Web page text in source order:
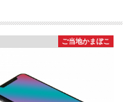
ご当地かまぼこ